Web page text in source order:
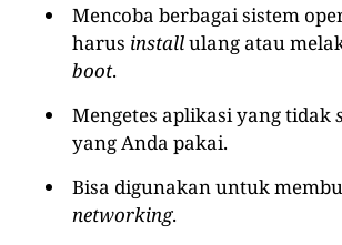
Mencoba berbagai sistem
harus installulang atau
boot.
Mengetes aplikasi yang tidak
yang Anda pakai.
Bisa digunakan untuk
networking.